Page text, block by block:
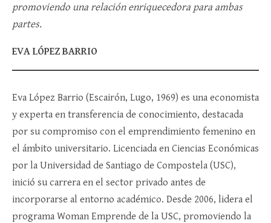
promoviendo una relación enriquecedora para ambas
partes.
EVA LÓPEZ BARRIO
Eva López Barrio (Escairón, Lugo, 1969) es una economista
y experta en transferencia de conocimiento, destacada
por su compromiso con el emprendimiento femenino en
el ámbito universitario. Licenciada en Ciencias Económicas
por la Universidad de Santiago de Compostela (USC),
inició su carrera en el sector privado antes de
incorporarse al entorno académico. Desde 2006, lidera el
programa Woman Emprende de la USC, promoviendo la